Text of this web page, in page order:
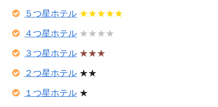
５つ星ホテル ★★★★★
４つ星ホテル ★★★★
３つ星ホテル ★★★
２つ星ホテル ★★
１つ星ホテル ★